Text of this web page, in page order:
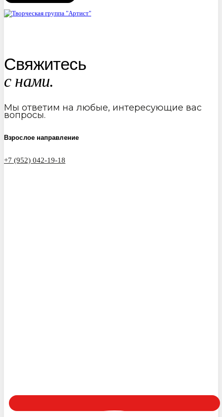
Свяжитесь
с нами.
Мы ответим на любые, интересующие вас
вопросы.
Взрослое направление
+7 (952) 042-19-18